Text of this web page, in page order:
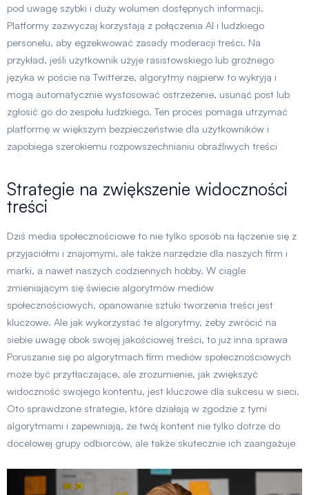
pod uwagę szybki i duży wolumen dostępnych informacji.
Platformy zazwyczaj korzystają z połączenia AI i ludzkiego
personelu, aby egzekwować zasady moderacji treści. Na
przykład, jeśli użytkownik użyje rasistowskiego lub groźnego
języka w poście na Twitterze, algorytmy najpierw to wykryją i
mogą automatycznie wystosować ostrzeżenie, usunąć post lub
zgłosić go do zespołu ludzkiego. Ten proces pomaga utrzymać
platformę w większym bezpieczeństwie dla użytkowników i
zapobiega szerokiemu rozpowszechnianiu obraźliwych treści
Strategie na zwiększenie widoczności
treści
Dziś media społecznościowe to nie tylko sposób na łączenie się z
przyjaciółmi i znajomymi, ale także narzędzie dla naszych firm i
marki, a nawet naszych codziennych hobby. W ciągle
zmieniającym się świecie algorytmów mediów
społecznościowych, opanowanie sztuki tworzenia treści jest
kluczowe. Ale jak wykorzystać te algorytmy, żeby zwrócić na
siebie uwagę obok swojej jakościowej treści, to już inna sprawa
Poruszanie się po algorytmach firm mediów społecznościowych
może być przytłaczające, ale zrozumienie, jak zwiększyć
widoczność swojego kontentu, jest kluczowe dla sukcesu w sieci.
Oto sprawdzone strategie, które działają w zgodzie z tymi
algorytmami i zapewniają, że twój kontent nie tylko dotrze do
docelowej grupy odbiorców, ale także skutecznie ich zaangażuje